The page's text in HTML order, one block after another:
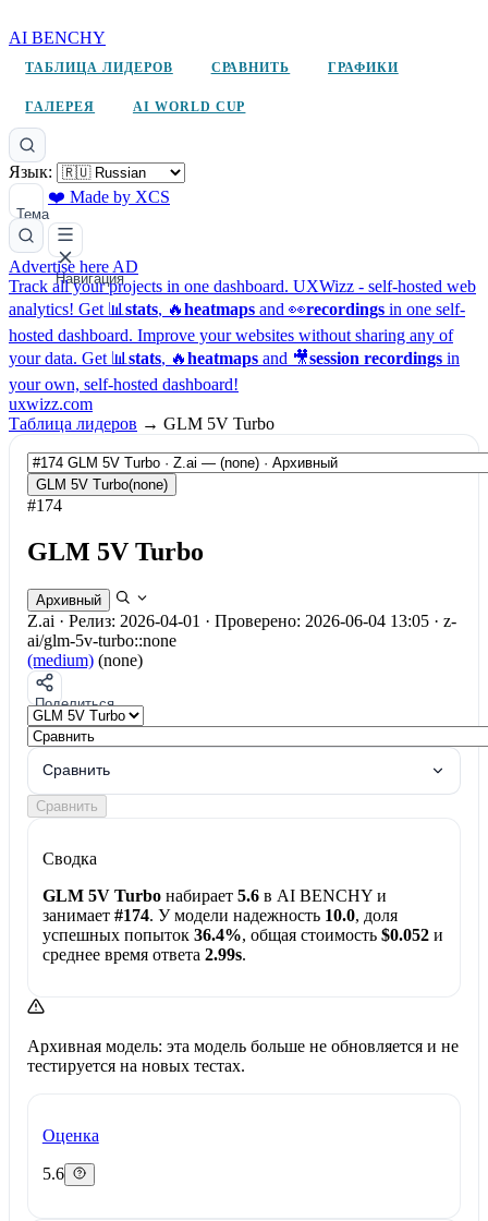
AI BENCHY
ТАБЛИЦА ЛИДЕРОВ СРАВНИТЬ ГРАФИКИ
ГАЛЕРЕЯ AI WORLD CUP
Язык:
Тема
❤️ Made by XCS
Навигация
Advertise here AD
Track all your projects in one dashboard. UXWizz - self-hosted web
analytics! Get 📊 stats, 🔥heatmaps and 👀recordings in one self-
hosted dashboard. Improve your websites without sharing any of
your data. Get 📊 stats, 🔥heatmaps and 🎥session recordings in
your own, self-hosted dashboard!
uxwizz.com
Таблица лидеров → GLM 5V Turbo
GLM 5V Turbo(none)
#174
GLM 5V Turbo
Архивный
Z.ai · Релиз: 2026-04-01 · Проверено: 2026-06-04 13:05 · z-
ai/glm-5v-turbo::none
(medium) (none)
Поделиться
Сравнить
Сравнить
Сводка
GLM 5V Turboнабирает 5.6в AI BENCHY и
занимает #174. У модели надежность 10.0, доля
успешных попыток 36.4%, общая стоимость $0.052и
среднее время ответа 2.99s.
Архивная модель: эта модель больше не обновляется и не
тестируется на новых тестах.
Оценка
5.6